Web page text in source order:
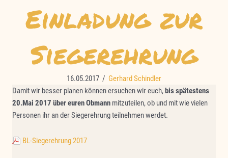
Einladung zur
Siegerehrung
16.05.2017 / Gerhard Schindler
Damit wir besser planen können ersuchen wir euch,bisspätestens
20.Mai 2017 über euren Obmann mitzuteilen, ob und mit wie vielen
Personen ihr an der Siegerehrung teilnehmen werdet.
BL-Siegerehrung 2017